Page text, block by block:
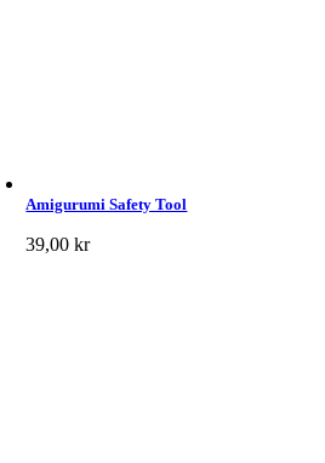
Amigurumi Safety Tool
39,00kr